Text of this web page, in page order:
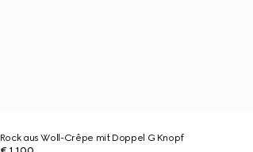
Rock aus Woll-Crêpe mit Doppel G Knopf